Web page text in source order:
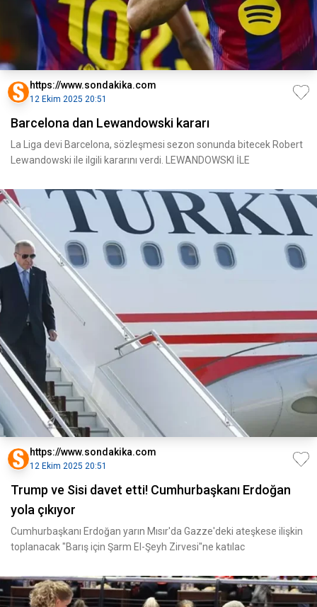
https://www.sondakika.com
12 Ekim 2025 20:51
Barcelona dan Lewandowski kararı
La Liga devi Barcelona, sözleşmesi sezon sonunda bitecek Robert
Lewandowski ile ilgili kararını verdi. LEWANDOWSKI İLE
https://www.sondakika.com
12 Ekim 2025 20:51
Trump ve Sisi davet etti! Cumhurbaşkanı Erdoğan
yola çıkıyor
Cumhurbaşkanı Erdoğan yarın Mısır'da Gazze'deki ateşkese ilişkin
toplanacak "Barış için Şarm El-Şeyh Zirvesi"ne katılac